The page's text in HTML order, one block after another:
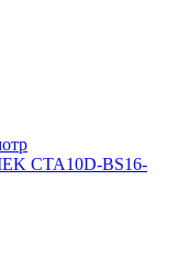
CTA10D-BS16-